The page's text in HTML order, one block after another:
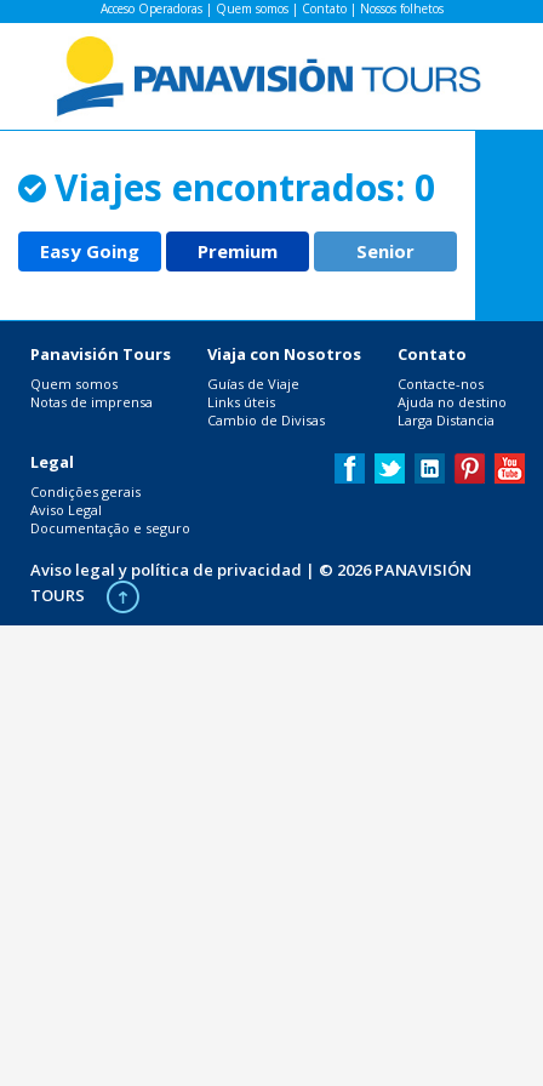
Acceso Operadoras| Quem somos| Contato| Nossos folhetos
Viajes encontrados: 0
Easy Going Premium Senior
Panavisión Tours
Quem somos
Notas de imprensa
Viaja con Nosotros
Guías de Viaje
Links úteis
Cambio de Divisas
Contato
Contacte-nos
Ajuda no destino
Larga Distancia
Legal
Condições gerais
Aviso Legal
Documentação e seguro
Aviso legal y política de privacidad | © 2026 PANAVISIÓN
TOURS